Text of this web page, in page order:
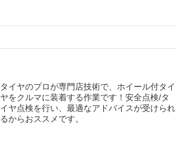
タイヤのプロが専門店技術で、ホイール付タイ
ヤをクルマに装着する作業です！安全点検/タ
イヤ点検を行い、最適なアドバイスが受けられ
るからおススメです。